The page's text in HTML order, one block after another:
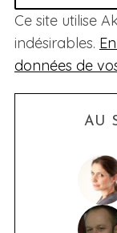
Ce site utilise
indésirables.
données de
AU